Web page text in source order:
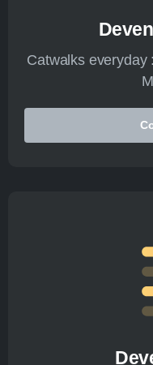
Catwalks everyday